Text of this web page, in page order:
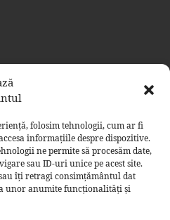
folosim tehnologii, cum ar fi
informațiile despre dispozitive.
ne permite să procesăm date,
sau ID-uri unice pe acest site.
îți retragi consimțământul dat
unor anumite funcționalități și